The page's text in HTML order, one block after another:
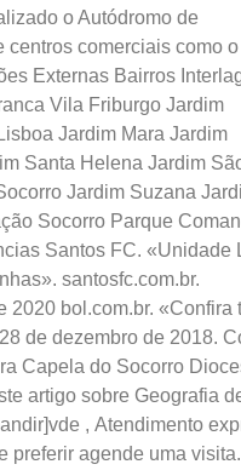
o Autódromo de
centros comerciais como o
Externas Bairros
Vila Friburgo Jardim
Jardim Mara Jardim
Santa Helena Jardim
Jardim Suzana
Socorro Parque
Santos FC. «Unidade
santosfc.com.br.
2020 bol.com.br. «Confira
de dezembro de 2018.
Capela do Socorro
artigo sobre Geografia
, Atendimento
preferir agende uma